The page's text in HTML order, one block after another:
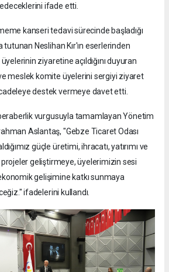
ifade etti.
kanseri tedavi sürecinde başladığı
Neslihan Kır'ın eserlerinden
ziyaretine açıldığını duyuran
meslek komite üyelerini sergiyi ziyaret
destek vermeye davet etti.
vurgusuyla tamamlayan Yönetim
Aslantaş, "Gebze Ticaret Odası
güçle üretimi, ihracatı, yatırımı ve
geliştirmeye, üyelerimizin sesi
gelişimine katkı sunmaya
ifadelerini kullandı.